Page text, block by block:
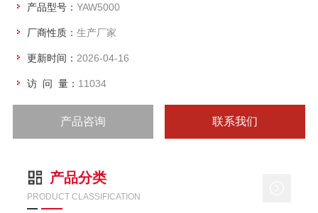
产品型号： YAW5000
厂商性质： 生产厂家
更新时间： 2026-04-16
访 问 量： 11034
产品咨询 联系我们
产品分类
PRODUCT CLASSIFICATION